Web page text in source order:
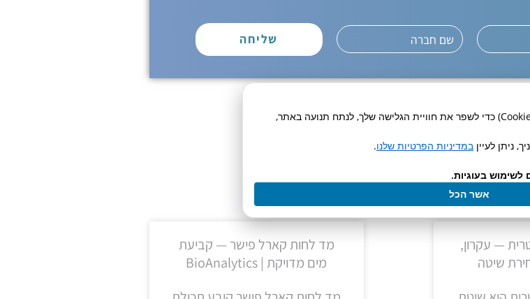
שליחה
— עקרון,
שיטה
מד לחות קארל פישר — קביעת
מים מדויקת | BioAnalytics
באתר זה אנו עושים שימוש בעוגיות (Cookies) כדי לשפר את חוויית הגלישה שלך, לנתח תנועה באתר,
ניתן לעיין במדיניות הפרטיות שלנו.
בעוגיות.
אשר הכל